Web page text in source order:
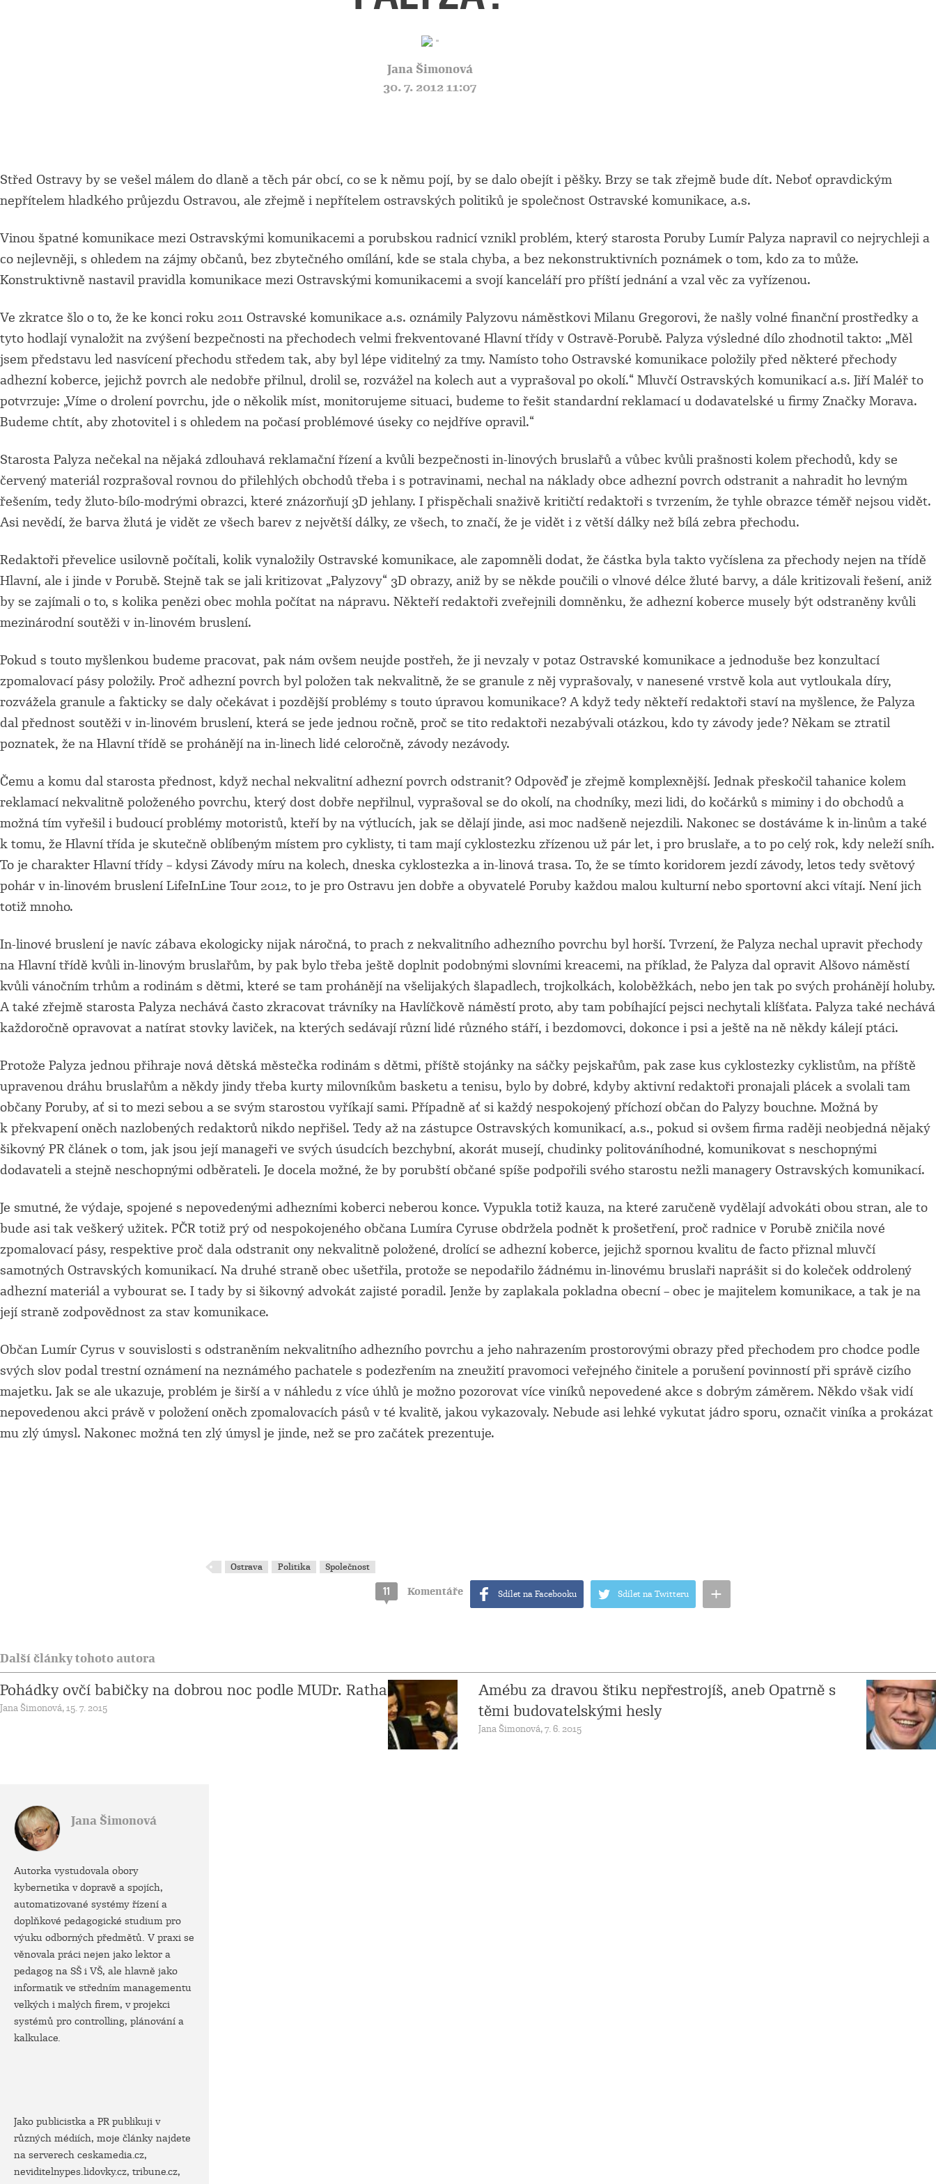
Jana Šimonová
30. 7. 2012 11:07
Střed Ostravy by se vešel málem do dlaně a těch pár obcí, co se k němu pojí, by se dalo obejít i pěšky. Brzy se tak zřejmě bude dít. Neboť opravdickým
nepřítelem hladkého průjezdu Ostravou, ale zřejmě i nepřítelem ostravských politiků je společnost Ostravské komunikace, a.s.
Vinou špatné komunikace mezi Ostravskými komunikacemi a porubskou radnicí vznikl problém, který starosta Poruby Lumír Palyza napravil co nejrychleji a
co nejlevněji, s ohledem na zájmy občanů, bez zbytečného omílání, kde se stala chyba, a bez nekonstruktivních poznámek o tom, kdo za to může.
Konstruktivně nastavil pravidla komunikace mezi Ostravskými komunikacemi a svojí kanceláří pro příští jednání a vzal věc za vyřízenou.
Ve zkratce šlo o to, že ke konci roku 2011 Ostravské komunikace a.s. oznámily Palyzovu náměstkovi Milanu Gregorovi, že našly volné finanční prostředky a
tyto hodlají vynaložit na zvýšení bezpečnosti na přechodech velmi frekventované Hlavní třídy v Ostravě-Porubě. Palyza výsledné dílo zhodnotil takto: „Měl
jsem představu led nasvícení přechodu středem tak, aby byl lépe viditelný za tmy. Namísto toho Ostravské komunikace položily před některé přechody
adhezní koberce, jejichž povrch ale nedobře přilnul, drolil se, rozvážel na kolech aut a vyprašoval po okolí.“ Mluvčí Ostravských komunikací a.s. Jiří Maléř to
potvrzuje: „Víme o drolení povrchu, jde o několik míst, monitorujeme situaci, budeme to řešit standardní reklamací u dodavatelské u firmy Značky Morava.
Budeme chtít, aby zhotovitel i s ohledem na počasí problémové úseky co nejdříve opravil.“
Starosta Palyza nečekal na nějaká zdlouhavá reklamační řízení a kvůli bezpečnosti in-linových bruslařů a vůbec kvůli prašnosti kolem přechodů, kdy se
červený materiál rozprašoval rovnou do přilehlých obchodů třeba i s potravinami, nechal na náklady obce adhezní povrch odstranit a nahradit ho levným
řešením, tedy žluto-bílo-modrými obrazci, které znázorňují 3D jehlany. I přispěchali snaživě kritičtí redaktoři s tvrzením, že tyhle obrazce téměř nejsou vidět.
Asi nevědí, že barva žlutá je vidět ze všech barev z největší dálky, ze všech, to značí, že je vidět i z větší dálky než bílá zebra přechodu.
Redaktoři převelice usilovně počítali, kolik vynaložily Ostravské komunikace, ale zapomněli dodat, že částka byla takto vyčíslena za přechody nejen na třídě
Hlavní, ale i jinde v Porubě. Stejně tak se jali kritizovat „Palyzovy“ 3D obrazy, aniž by se někde poučili o vlnové délce žluté barvy, a dále kritizovali řešení, aniž
by se zajímali o to, s kolika penězi obec mohla počítat na nápravu. Někteří redaktoři zveřejnili domněnku, že adhezní koberce musely být odstraněny kvůli
mezinárodní soutěži v in-linovém bruslení.
Pokud s touto myšlenkou budeme pracovat, pak nám ovšem neujde postřeh, že ji nevzaly v potaz Ostravské komunikace a jednoduše bez konzultací
zpomalovací pásy položily. Proč adhezní povrch byl položen tak nekvalitně, že se granule z něj vyprašovaly, v nanesené vrstvě kola aut vytloukala díry,
rozvážela granule a fakticky se daly očekávat i pozdější problémy s touto úpravou komunikace? A když tedy někteří redaktoři staví na myšlence, že Palyza
dal přednost soutěži v in-linovém bruslení, která se jede jednou ročně, proč se tito redaktoři nezabývali otázkou, kdo ty závody jede? Někam se ztratil
poznatek, že na Hlavní třídě se prohánějí na in-linech lidé celoročně, závody nezávody.
Čemu a komu dal starosta přednost, když nechal nekvalitní adhezní povrch odstranit? Odpověď je zřejmě komplexnější. Jednak přeskočil tahanice kolem
reklamací nekvalitně položeného povrchu, který dost dobře nepřilnul, vyprašoval se do okolí, na chodníky, mezi lidi, do kočárků s miminy i do obchodů a
možná tím vyřešil i budoucí problémy motoristů, kteří by na výtlucích, jak se dělají jinde, asi moc nadšeně nejezdili. Nakonec se dostáváme k in-linům a také
k tomu, že Hlavní třída je skutečně oblíbeným místem pro cyklisty, ti tam mají cyklostezku zřízenou už pár let, i pro bruslaře, a to po celý rok, kdy neleží sníh.
To je charakter Hlavní třídy – kdysi Závody míru na kolech, dneska cyklostezka a in-linová trasa. To, že se tímto koridorem jezdí závody, letos tedy světový
pohár v in-linovém bruslení LifeInLine Tour 2012, to je pro Ostravu jen dobře a obyvatelé Poruby každou malou kulturní nebo sportovní akci vítají. Není jich
totiž mnoho.
In-linové bruslení je navíc zábava ekologicky nijak náročná, to prach z nekvalitního adhezního povrchu byl horší. Tvrzení, že Palyza nechal upravit přechody
na Hlavní třídě kvůli in-linovým bruslařům, by pak bylo třeba ještě doplnit podobnými slovními kreacemi, na příklad, že Palyza dal opravit Alšovo náměstí
kvůli vánočním trhům a rodinám s dětmi, které se tam prohánějí na všelijakých šlapadlech, trojkolkách, koloběžkách, nebo jen tak po svých prohánějí holuby.
A také zřejmě starosta Palyza nechává často zkracovat trávníky na Havlíčkově náměstí proto, aby tam pobíhající pejsci nechytali klíšťata. Palyza také nechává
každoročně opravovat a natírat stovky laviček, na kterých sedávají různí lidé různého stáří, i bezdomovci, dokonce i psi a ještě na ně někdy kálejí ptáci.
Protože Palyza jednou přihraje nová dětská městečka rodinám s dětmi, příště stojánky na sáčky pejskařům, pak zase kus cyklostezky cyklistům, na příště
upravenou dráhu bruslařům a někdy jindy třeba kurty milovníkům basketu a tenisu, bylo by dobré, kdyby aktivní redaktoři pronajali plácek a svolali tam
občany Poruby, ať si to mezi sebou a se svým starostou vyříkají sami. Případně ať si každý nespokojený příchozí občan do Palyzy bouchne. Možná by
k překvapení oněch nazlobených redaktorů nikdo nepřišel. Tedy až na zástupce Ostravských komunikací, a.s., pokud si ovšem firma raději neobjedná nějaký
šikovný PR článek o tom, jak jsou její manageři ve svých úsudcích bezchybní, akorát musejí, chudinky politováníhodné, komunikovat s neschopnými
dodavateli a stejně neschopnými odběrateli. Je docela možné, že by porubští občané spíše podpořili svého starostu nežli managery Ostravských komunikací.
Je smutné, že výdaje, spojené s nepovedenými adhezními koberci neberou konce. Vypukla totiž kauza, na které zaručeně vydělají advokáti obou stran, ale to
bude asi tak veškerý užitek. PČR totiž prý od nespokojeného občana Lumíra Cyruse obdržela podnět k prošetření, proč radnice v Porubě zničila nové
zpomalovací pásy, respektive proč dala odstranit ony nekvalitně položené, drolící se adhezní koberce, jejichž spornou kvalitu de facto přiznal mluvčí
samotných Ostravských komunikací. Na druhé straně obec ušetřila, protože se nepodařilo žádnému in-linovému bruslaři naprášit si do koleček oddrolený
adhezní materiál a vybourat se. I tady by si šikovný advokát zajisté poradil. Jenže by zaplakala pokladna obecní – obec je majitelem komunikace, a tak je na
její straně zodpovědnost za stav komunikace.
Občan Lumír Cyrus v souvislosti s odstraněním nekvalitního adhezního povrchu a jeho nahrazením prostorovými obrazy před přechodem pro chodce podle
svých slov podal trestní oznámení na neznámého pachatele s podezřením na zneužití pravomoci veřejného činitele a porušení povinností při správě cizího
majetku. Jak se ale ukazuje, problém je širší a v náhledu z více úhlů je možno pozorovat více viníků nepovedené akce s dobrým záměrem. Někdo však vidí
nepovedenou akci právě v položení oněch zpomalovacích pásů v té kvalitě, jakou vykazovaly. Nebude asi lehké vykutat jádro sporu, označit viníka a prokázat
mu zlý úmysl. Nakonec možná ten zlý úmysl je jinde, než se pro začátek prezentuje.
Ostrava Politika Společnost
11 Komentáře +
Sdílet na Twitteru
Sdílet na Facebooku
Další články tohoto autora
Pohádky ovčí babičky na dobrou noc podle MUDr. Ratha
Jana Šimonová, 15. 7. 2015
Amébu za dravou štiku nepřestrojíš, aneb Opatrně s
těmi budovatelskými hesly
Jana Šimonová, 7. 6. 2015
Jana Šimonová
Autorka vystudovala obory
kybernetika v dopravě a spojích,
automatizované systémy řízení a
doplňkové pedagogické studium pro
výuku odborných předmětů. V praxi se
věnovala práci nejen jako lektor a
pedagog na SŠ i VŠ, ale hlavně jako
informatik ve středním managementu
velkých i malých firem, v projekci
systémů pro controlling, plánování a
kalkulace.
Jako publicistka a PR publikuji v
různých médiích, moje články najdete
na serverech ceskamedia.cz,
neviditelnypes.lidovky.cz, tribune.cz,